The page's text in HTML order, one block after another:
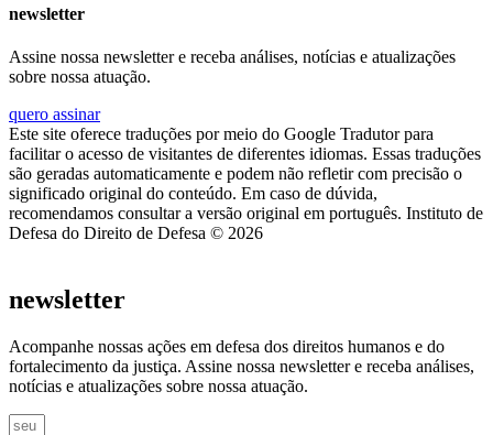
newsletter
Assine nossa newsletter e receba análises, notícias e atualizações
sobre nossa atuação.
quero assinar
Este site oferece traduções por meio do Google Tradutor para
facilitar o acesso de visitantes de diferentes idiomas. Essas traduções
são geradas automaticamente e podem não refletir com precisão o
significado original do conteúdo. Em caso de dúvida,
recomendamos consultar a versão original em português. Instituto de
Defesa do Direito de Defesa © 2026
newsletter
Acompanhe nossas ações em defesa dos direitos humanos e do
fortalecimento da justiça. Assine nossa newsletter e receba análises,
notícias e atualizações sobre nossa atuação.